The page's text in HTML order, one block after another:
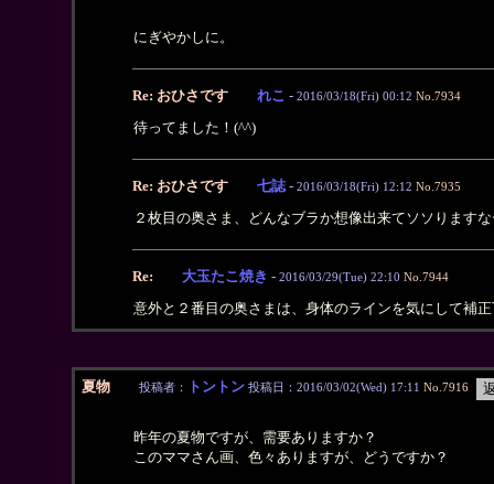
にぎやかしに。
Re: おひさです れこ - 2016/03/18(Fri) 00:12 No.7934
待ってました！(^^)
Re: おひさです 七誌 - 2016/03/18(Fri) 12:12 No.7935
２枚目の奥さま、どんなブラか想像出来てソソります
Re: 大玉たこ焼き - 2016/03/29(Tue) 22:10 No.7944
意外と２番目の奥さまは、身体のラインを気にして補
夏物 投稿者： トントン 投稿日：2016/03/02(Wed) 17:11 No.7916
昨年の夏物ですが、需要ありますか？
このママさん画、色々ありますが、どうですか？